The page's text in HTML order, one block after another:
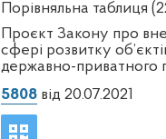
Порівняльна таблиця
Проєкт Закону про
сфері розвитку
державно-приватного
5808від 20.07.2021